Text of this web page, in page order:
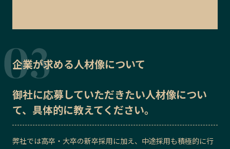
企業が求める人材像について
御社に応募していただきたい人材像につい
て、具体的に教えてください。
弊社では高卒・大卒の新卒採用に加え、中途採用も積極的に行